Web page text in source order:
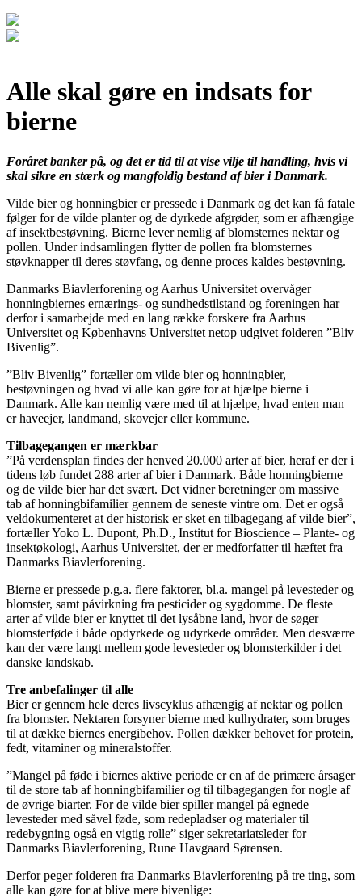
Alle skal gøre en indsats for
bierne
Foråret banker på, og det er tid til at vise vilje til handling, hvis vi
skal sikre en stærk og mangfoldig bestand af bier i Danmark.
Vilde bier og honningbier er pressede i Danmark og det kan få fatale
følger for de vilde planter og de dyrkede afgrøder, som er afhængige
af insektbestøvning. Bierne lever nemlig af blomsternes nektar og
pollen. Under indsamlingen flytter de pollen fra blomsternes
støvknapper til deres støvfang, og denne proces kaldes bestøvning.
Danmarks Biavlerforening og Aarhus Universitet overvåger
honningbiernes ernærings- og sundhedstilstand og foreningen har
derfor i samarbejde med en lang række forskere fra Aarhus
Universitet og Københavns Universitet netop udgivet folderen ”Bliv
Bivenlig”.
”Bliv Bivenlig” fortæller om vilde bier og honningbier,
bestøvningen og hvad vi alle kan gøre for at hjælpe bierne i
Danmark. Alle kan nemlig være med til at hjælpe, hvad enten man
er haveejer, landmand, skovejer eller kommune.
Tilbagegangen er mærkbar
”På verdensplan findes der henved 20.000 arter af bier, heraf er der i
tidens løb fundet 288 arter af bier i Danmark. Både honningbierne
og de vilde bier har det svært. Det vidner beretninger om massive
tab af honningbifamilier gennem de seneste vintre om. Det er også
veldokumenteret at der historisk er sket en tilbagegang af vilde bier”,
fortæller Yoko L. Dupont, Ph.D., Institut for Bioscience – Plante- og
insektøkologi, Aarhus Universitet, der er medforfatter til hæftet fra
Danmarks Biavlerforening.
Bierne er pressede p.g.a. flere faktorer, bl.a. mangel på levesteder og
blomster, samt påvirkning fra pesticider og sygdomme. De fleste
arter af vilde bier er knyttet til det lysåbne land, hvor de søger
blomsterføde i både opdyrkede og udyrkede områder. Men desværre
kan der være langt mellem gode levesteder og blomsterkilder i det
danske landskab.
Tre anbefalinger til alle
Bier er gennem hele deres livscyklus afhængig af nektar og pollen
fra blomster. Nektaren forsyner bierne med kulhydrater, som bruges
til at dække biernes energibehov. Pollen dækker behovet for protein,
fedt, vitaminer og mineralstoffer.
”Mangel på føde i biernes aktive periode er en af de primære årsager
til de store tab af honningbifamilier og til tilbagegangen for nogle af
de øvrige biarter. For de vilde bier spiller mangel på egnede
levesteder med såvel føde, som redepladser og materialer til
redebygning også en vigtig rolle” siger sekretariatsleder for
Danmarks Biavlerforening, Rune Havgaard Sørensen.
Derfor peger folderen fra Danmarks Biavlerforening på tre ting, som
alle kan gøre for at blive mere bivenlige: